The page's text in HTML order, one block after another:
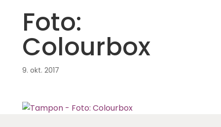
Foto:
Colourbox
9. okt. 2017